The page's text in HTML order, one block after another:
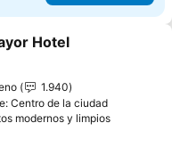
a favoritos
Hotel
1.940
Centro de la ciudad
modernos y limpiosVer